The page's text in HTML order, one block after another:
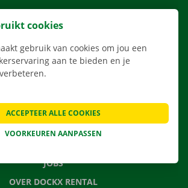
APP
VERHUISOPLOSSINGEN
VEELGESTELDE VRAGEN
NIEUWS
JOBS
OVER DOCKX RENTAL
cookies
gebruik van cookies om jou een
aan te bieden en je
VOORKEUREN AANPASSEN
ACCEPTEER ALLE COOKIES